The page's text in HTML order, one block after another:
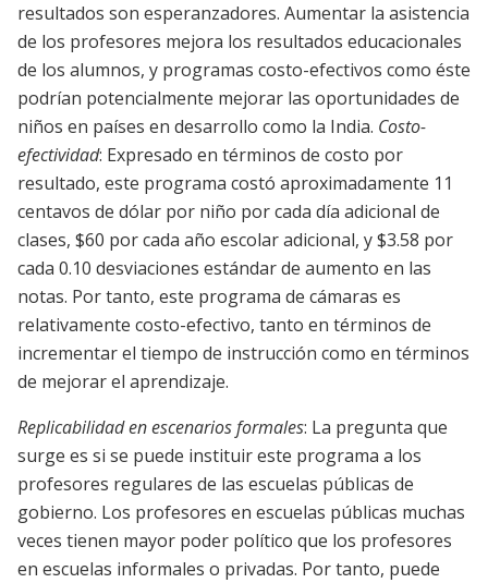
resultados son esperanzadores. Aumentar la asistencia
de los profesores mejora los resultados educacionales
de los alumnos, y programas costo-efectivos como éste
podrían potencialmente mejorar las oportunidades de
niños en países en desarrollo como la India. Costo-
efectividad: Expresado en términos de costo por
resultado, este programa costó aproximadamente 11
centavos de dólar por niño por cada día adicional de
clases, $60 por cada año escolar adicional, y $3.58 por
cada 0.10 desviaciones estándar de aumento en las
notas. Por tanto, este programa de cámaras es
relativamente costo-efectivo, tanto en términos de
incrementar el tiempo de instrucción como en términos
de mejorar el aprendizaje.
Replicabilidad en escenarios formales: La pregunta que
surge es si se puede instituir este programa a los
profesores regulares de las escuelas públicas de
gobierno. Los profesores en escuelas públicas muchas
veces tienen mayor poder político que los profesores
en escuelas informales o privadas. Por tanto, puede